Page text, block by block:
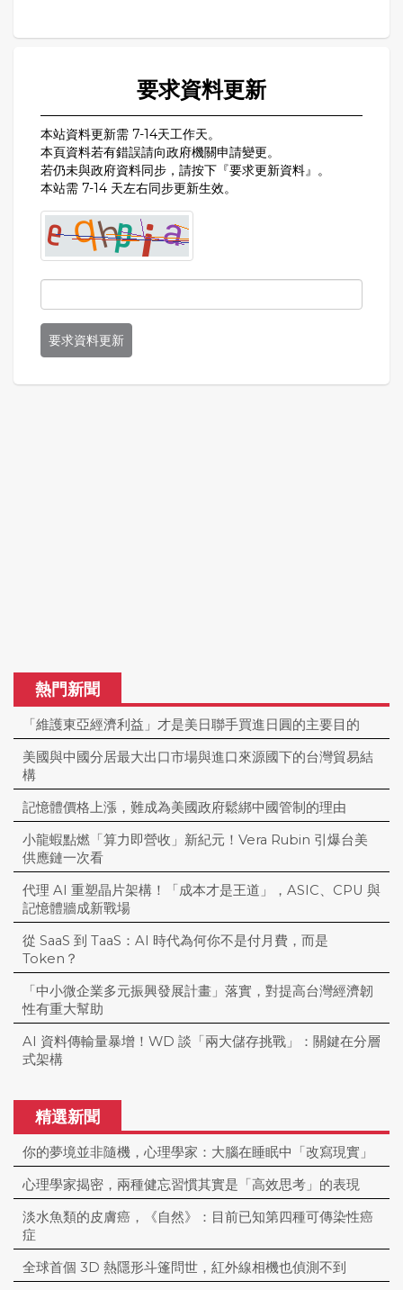
要求資料更新
本站資料更新需 7-14天工作天。
本頁資料若有錯誤請向政府機關申請變更。
若仍未與政府資料同步，請按下『要求更新資料』。
本站需 7-14 天左右同步更新生效。
要求資料更新
熱門新聞
「維護東亞經濟利益」才是美日聯手買進日圓的主要目的
美國與中國分居最大出口市場與進口來源國下的台灣貿易結
構
記憶體價格上漲，難成為美國政府鬆綁中國管制的理由
小龍蝦點燃「算力即營收」新紀元！Vera Rubin 引爆台美
供應鏈一次看
代理 AI 重塑晶片架構！「成本才是王道」，ASIC、CPU 與
記憶體牆成新戰場
從 SaaS 到 TaaS：AI 時代為何你不是付月費，而是
Token？
「中小微企業多元振興發展計畫」落實，對提高台灣經濟韌
性有重大幫助
AI 資料傳輸量暴增！WD 談「兩大儲存挑戰」：關鍵在分層
式架構
精選新聞
你的夢境並非隨機，心理學家：大腦在睡眠中「改寫現實」
心理學家揭密，兩種健忘習慣其實是「高效思考」的表現
淡水魚類的皮膚癌，《自然》：目前已知第四種可傳染性癌
症
全球首個 3D 熱隱形斗篷問世，紅外線相機也偵測不到